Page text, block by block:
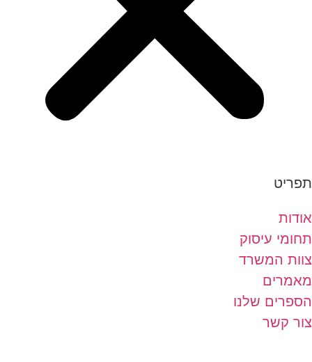
תפריט
אודות
תחומי עיסוק
צוות המשרד
מאמרים
הספרים שלנו
צור קשר